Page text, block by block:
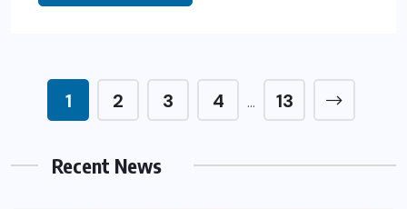
1 2 3 4 … 13
Recent News